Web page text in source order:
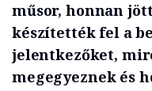
műsor, honnan
készítették fel a
jelentkezőket,
megegyeznek és